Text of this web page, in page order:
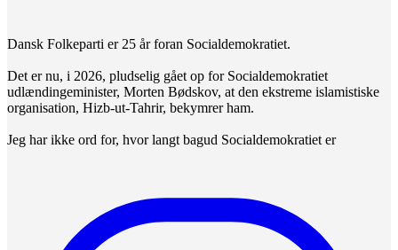
Dansk Folkeparti er 25 år foran Socialdemokratiet.
Det er nu, i 2026, pludselig gået op for Socialdemokratiet
udlændingeminister, Morten Bødskov, at den ekstreme islamistiske
organisation, Hizb-ut-Tahrir, bekymrer ham.
Jeg har ikke ord for, hvor langt bagud Socialdemokratiet er